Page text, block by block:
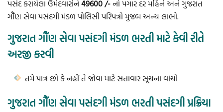
પસંદ કરાયેલા ઉમેદવારોને 49600 /-નો પગાર દર મહિને અને ગુજરાત
ગૌઁણ સેવા પસંદગી મંડળ પોલિસી પરિપત્રો મુજબ અન્ય લાભો.
ગુજરાત ગૌઁણ સેવા પસંદગી મંડળ ભરતી માટે કેવી રીતે
અરજી કરવી
તમે પાત્ર છો કે નહીં તે જોવા માટે સત્તાવાર સૂચના વાંચો
ગુજરાત ગૌઁણ સેવા પસંદગી મંડળ ભરતી પસંદગી પ્રક્રિયા